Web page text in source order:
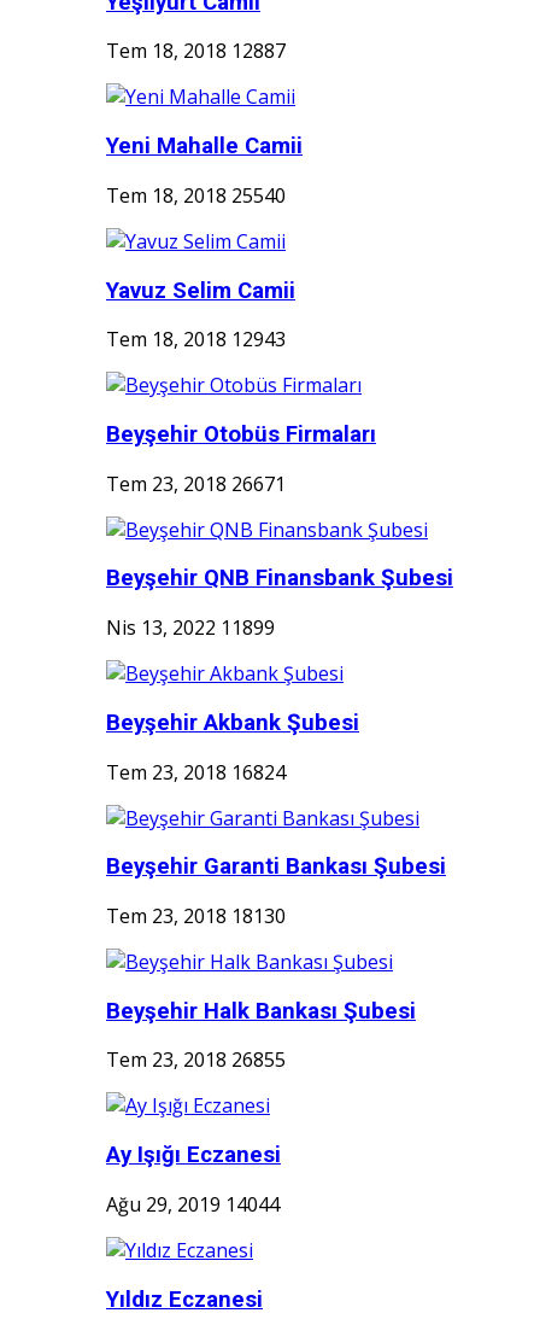
Tem 18, 2018 12887
Yeni Mahalle Camii
Tem 18, 2018 25540
Yavuz Selim Camii
Tem 18, 2018 12943
Beyşehir Otobüs Firmaları
Tem 23, 2018 26671
Beyşehir QNB Finansbank Şubesi
Nis 13, 2022 11899
Beyşehir Akbank Şubesi
Tem 23, 2018 16824
Beyşehir Garanti Bankası Şubesi
Tem 23, 2018 18130
Beyşehir Halk Bankası Şubesi
Tem 23, 2018 26855
Ay Işığı Eczanesi
Ağu 29, 2019 14044
Yıldız Eczanesi